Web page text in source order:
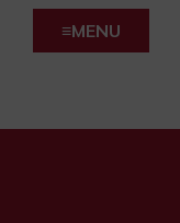
MENU